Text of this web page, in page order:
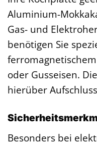
Aluminium-
Gas- und
benötigen Sie
oder Gusseisen.
hierüber
Besonders bei